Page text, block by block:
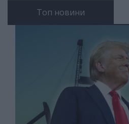
Топ новини